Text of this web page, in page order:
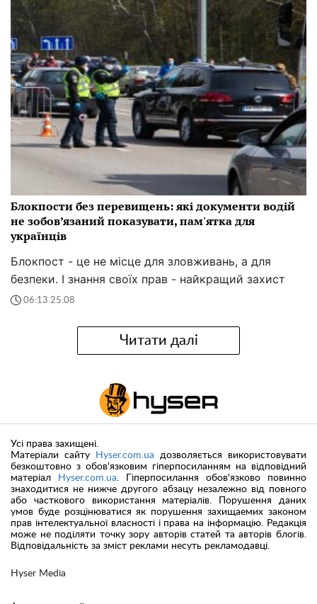
Блокпости без перевищень: які документи водій
не зобов’язаний показувати, пам'ятка для
українців
Блокпост - це не місце для зловживань, а для
безпеки. І знання своїх прав - найкращий захист
06:13 25.08
Читати далі
Hyser Media
Усі права захищені.
Матеріали сайту
Hyser.com.ua дозволяється використовувати
безкоштовно з обов'язковим гіперпосиланням на відповідний
матеріал
Hyser.com.ua. Гіперпосилання обов'язково повинно
знаходитися не нижче другого абзацу незалежно від повного
або часткового використання матеріалів. Порушення даних
умов буде розцінюватися як порушення захищаемих законом
прав інтелектуальної власності і права на інформацію. Редакція
може не поділяти точку зору авторів статей та авторів блогів.
Відповідальність за зміст реклами несуть рекламодавці.